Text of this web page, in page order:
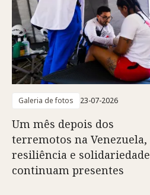
Galeria de fotos 23-07-2026
Um mês depois dos
terremotos na Venezuela,
resiliência e solidariedade
continuam presentes